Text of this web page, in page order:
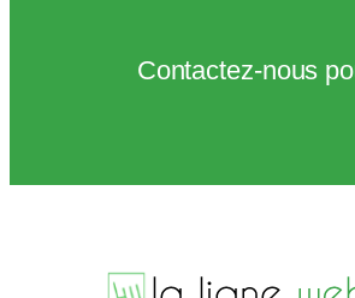
Contactez-nous